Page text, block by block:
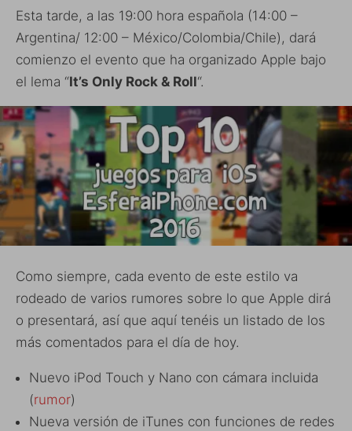
Esta tarde, a las 19:00 hora española (14:00 –
Argentina/ 12:00 – México/Colombia/Chile), dará
comienzo el evento que ha organizado Apple bajo
el lema “It’s Only Rock & Roll“.
Como siempre, cada evento de este estilo va
rodeado de varios rumores sobre lo que Apple dirá
o presentará, así que aquí tenéis un listado de los
más comentados para el día de hoy.
Nuevo iPod Touch y Nano con cámara incluida
(rumor)
Nueva versión de iTunes con funciones de redes